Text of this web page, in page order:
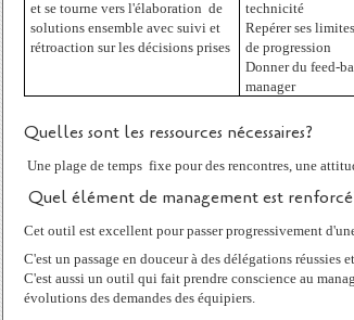
et se tourne vers l'élaboration de
solutions ensemble avec suivi et
rétroaction sur les décisions prises
technicité
Repérer ses
de progression
Donner du feed-
manager
Quelles sont les ressources nécessaires?
Une plage de temps fixe pour des rencontres, une
Quel élément de management est
Cet outil est excellent pour passer progressivement
C'est un passage en douceur à des délégations réussies
C'est aussi un outil qui fait prendre conscience au
évolutions des demandes des équipiers.